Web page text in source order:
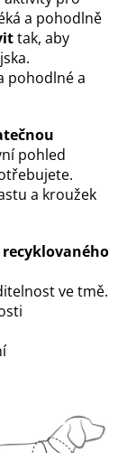
a pohodlně
tak, aby
pohodlné a
pohled
a kroužek
ve tmě.